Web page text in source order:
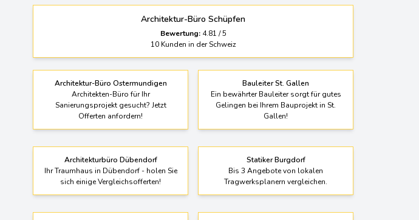
Architektur-Büro Schüpfen
Bewertung: 4.81 /5
10Kunden in der Schweiz
Architektur-Büro Ostermundigen
Architekten-Büro für Ihr
Sanierungsprojekt gesucht? Jetzt
Offerten anfordern!
Bauleiter St. Gallen
Ein bewährter Bauleiter sorgt für gutes
Gelingen bei Ihrem Bauprojekt in St.
Gallen!
Architekturbüro Dübendorf
Ihr Traumhaus in Dübendorf - holen Sie
sich einige Vergleichsofferten!
Statiker Burgdorf
Bis 3 Angebote von lokalen
Tragwerksplanern vergleichen.